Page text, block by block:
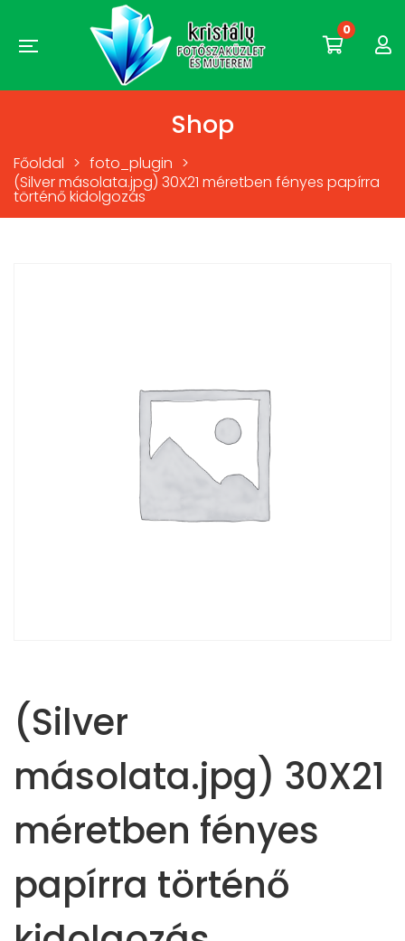
0
Shop
Főoldal > foto_plugin >
(Silver másolata.jpg) 30X21 méretben fényes papírra
történő kidolgozás
(Silver
másolata.jpg) 30X21
méretben fényes
papírra történő